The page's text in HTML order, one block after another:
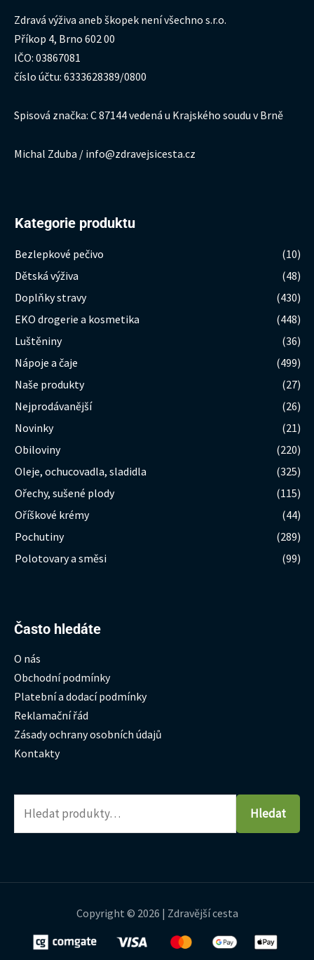
Zdravá výživa aneb škopek není všechno s.r.o.
Příkop 4, Brno 602 00
IČO: 03867081
číslo účtu: 6333628389/0800
Spisová značka: C 87144 vedená u Krajského soudu v Brně
Michal Zduba / info@zdravejsicesta.cz
Kategorie produktu
Bezlepkové pečivo
(10)
Dětská výživa
(48)
Doplňky stravy
(430)
EKO drogerie a kosmetika
(448)
Luštěniny
(36)
Nápoje a čaje
(499)
Naše produkty
(27)
Nejprodávanější
(26)
Novinky
(21)
Obiloviny
(220)
Oleje, ochucovadla, sladidla
(325)
Ořechy, sušené plody
(115)
Oříškové krémy
(44)
Pochutiny
(289)
Polotovary a směsi
(99)
Často hledáte
O nás
Obchodní podmínky
Platební a dodací podmínky
Reklamační řád
Zásady ochrany osobních údajů
Kontakty
Hledat:
Hledat
Copyright © 2026 | Zdravější cesta